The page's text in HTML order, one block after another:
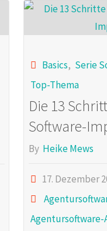
Basics, Serie
Top-Thema
Die 13
Software-
By Heike Mews
17. Dezember
Agentursoftware-